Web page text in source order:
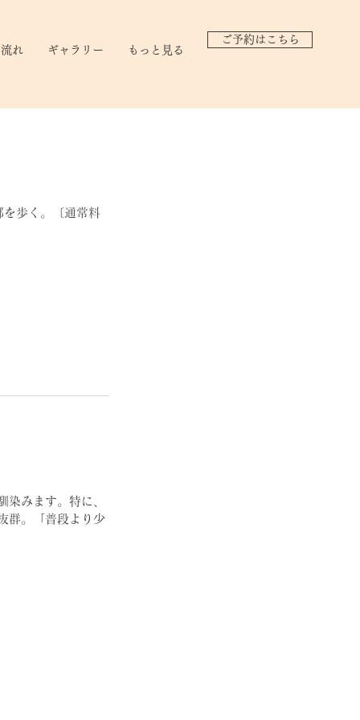
れ ギャラリー もっと見る
ご予約はこちら
歩く。〔通常料
染みます。特に、
群。「普段より少